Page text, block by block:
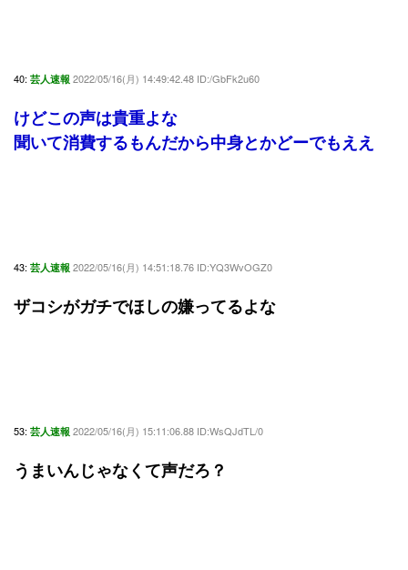
40: 芸人速報 2022/05/16(月) 14:49:42.48 ID:/GbFk2u60
けどこの声は貴重よな
聞いて消費するもんだから中身とかどーでもええ
43: 芸人速報 2022/05/16(月) 14:51:18.76 ID:YQ3WvOGZ0
ザコシがガチでほしの嫌ってるよな
53: 芸人速報 2022/05/16(月) 15:11:06.88 ID:WsQJdTL/0
うまいんじゃなくて声だろ？